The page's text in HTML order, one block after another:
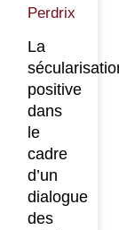
Perdrix
La
positive
dans
le
cadre
d’un
dialogue
des